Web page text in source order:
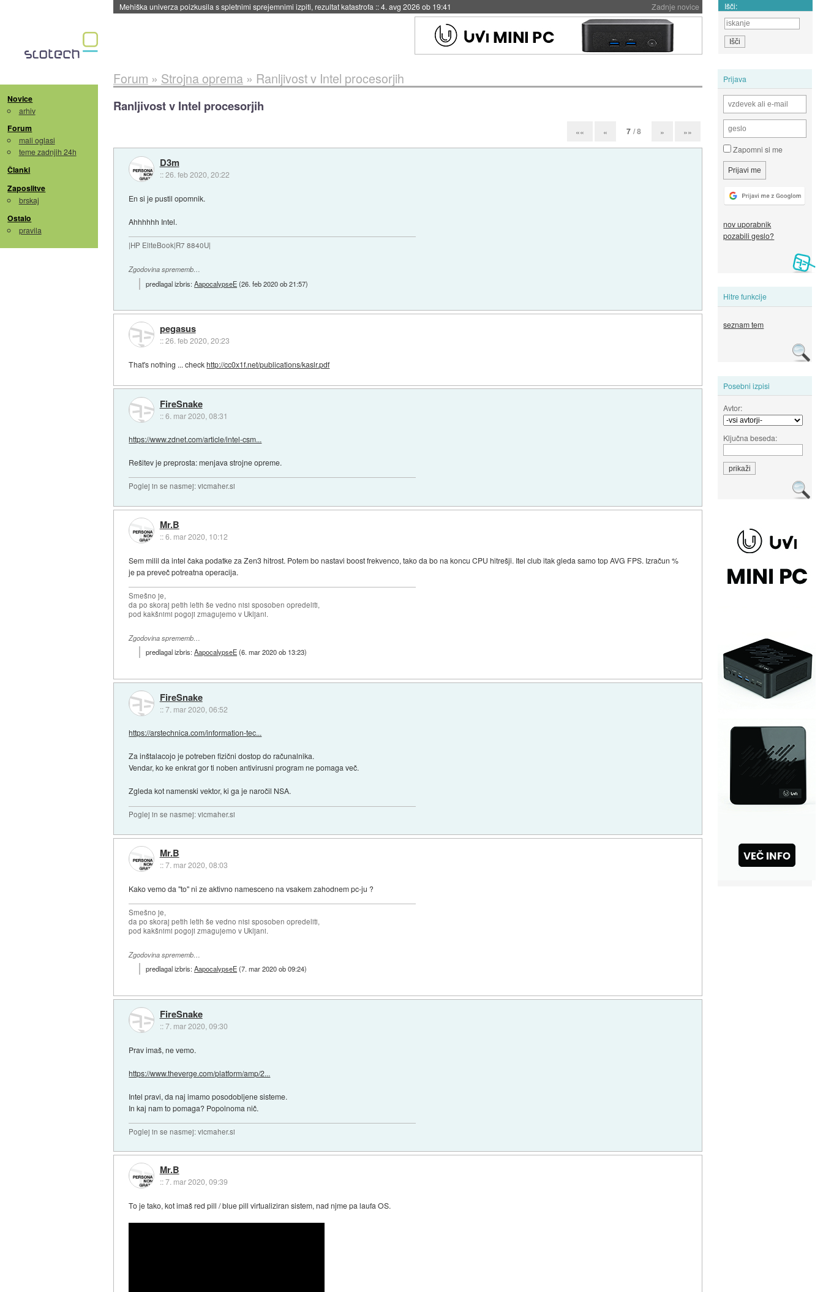
Zadnje novice
Evropska vesoljska agencija razvija svojo raketo za večkratno uporabo::4. avg 2026 ob 19:41 Išči:
Novice
arhiv
Forum
mali oglasi
teme zadnjih 24h
Članki
Zaposlitve
brskaj
Ostalo
pravila
Prijava
Zapomni si me
nov uporabnik
pozabili geslo?
Hitre funkcije
seznam tem
Posebni izpisi
Avtor:
Ključna beseda:
Forum » Strojna oprema» Ranljivost v Intel procesorjih
Ranljivost v Intel procesorjih
«« « 7 / 8 » »»
D3m
::26. feb 2020, 20:22
En si je pustil opomnik.
Ahhhhhh Intel.
|HP EliteBook|R7 8840U|
Zgodovina sprememb…
predlagal izbris:AapocalypseE(26. feb 2020 ob 21:57)
pegasus
::26. feb 2020, 20:23
That's nothing ... checkhttp://cc0x1f.net/publications/kaslr.pdf
FireSnake
::6. mar 2020, 08:31
https://www.zdnet.com/article/intel-csm...
Rešitev je preprosta: menjava strojne opreme.
Poglej in se nasmej: vicmaher.si
Mr.B
::6. mar 2020, 10:12
Sem milil da intel čaka podatke za Zen3 hitrost. Potem bo nastavi boost frekvenco, tako da bo na koncu CPU hitrešji. Itel club itak gleda samo top AVG FPS. Izračun %
je pa preveč potreatna operacija.
Smešno je,
da po skoraj petih letih še vedno nisi sposoben opredeliti,
pod kakšnimi pogoji zmagujemo v Ukljani.
Zgodovina sprememb…
predlagal izbris:AapocalypseE(6. mar 2020 ob 13:23)
FireSnake
::7. mar 2020, 06:52
https://arstechnica.com/information-tec...
Za inštalacojo je potreben fizični dostop do računalnika.
Vendar, ko ke enkrat gor ti noben antivirusni program ne pomaga več.
Zgleda kot namenski vektor, ki ga je naročil NSA.
Poglej in se nasmej: vicmaher.si
Mr.B
::7. mar 2020, 08:03
Kako vemo da "to" ni ze aktivno namesceno na vsakem zahodnem pc-ju ?
Smešno je,
da po skoraj petih letih še vedno nisi sposoben opredeliti,
pod kakšnimi pogoji zmagujemo v Ukljani.
Zgodovina sprememb…
predlagal izbris:AapocalypseE(7. mar 2020 ob 09:24)
FireSnake
::7. mar 2020, 09:30
Prav imaš, ne vemo.
https://www.theverge.com/platform/amp/2...
Intel pravi, da naj imamo posodobljene sisteme.
In kaj nam to pomaga? Popolnoma nič.
Poglej in se nasmej: vicmaher.si
Mr.B
::7. mar 2020, 09:39
To je tako, kot imaš red pill / blue pill virtualiziran sistem, nad njme pa laufa OS.